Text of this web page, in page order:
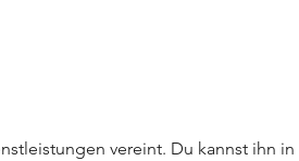
vereint. Du kannst ihn in